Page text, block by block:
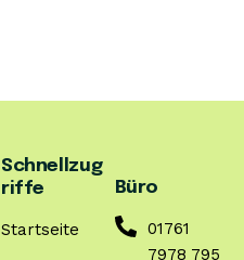
Schnellzug
riffe
Startseite
Büro
01761
7978 795